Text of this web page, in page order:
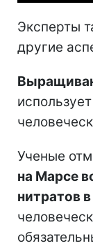
Эксперты
другие
Ученые
на Марсе
нитратов